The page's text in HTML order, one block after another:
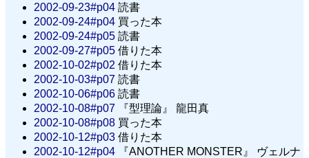
2002-09-23#p04 読書
2002-09-24#p04 買った本
2002-09-24#p05 読書
2002-09-27#p05 借りた本
2002-10-02#p02 借りた本
2002-10-03#p07 読書
2002-10-06#p06 読書
2002-10-08#p07 『型理論』 龍田真
2002-10-08#p08 買った本
2002-10-12#p03 借りた本
2002-10-12#p04 『ANOTHER MONSTER』 ヴェルナ